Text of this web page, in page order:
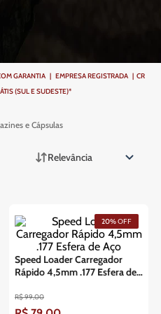
GARANTIA | EMPRESA REGISTRADA | CR
(SUL E SUDESTE)*
e Cápsulas
Relevância
Speed Loader Carregador
Rápido 4,5mm .177 Esfera de
R$99,00
20%OFF